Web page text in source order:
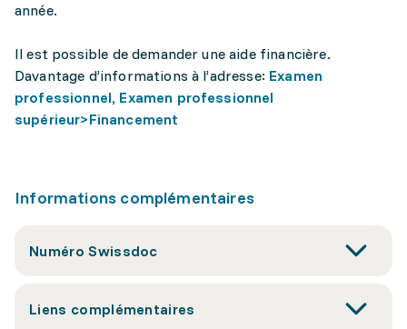
année.
Il est possible de demander une aide financière.
Davantage d’informations à l’adresse: Examen
professionnel, Examen professionnel
supérieur>Financement
Informations complémentaires
Numéro Swissdoc
Liens complémentaires